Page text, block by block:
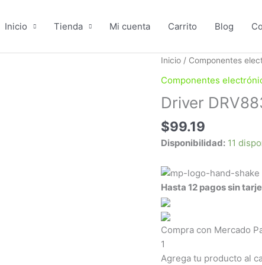
Inicio Tienda Mi cuenta Carrito Blog
Inicio / Componentes
Componentes
Driver
$99.19
Disponibilidad: 11
Hasta 12 pagos sin
Compra con Mercado
1
Agrega tu producto al
Driver
cantidad